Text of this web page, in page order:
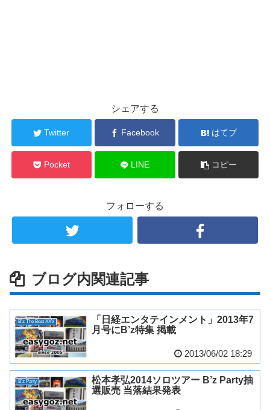
シェアする
Twitter Facebook はてブ
Pocket LINE コピー
フォローする
ブログ内関連記事
B'z The Best XXV
「日経エンタテインメント」2013年7
月号にB’z特集 掲載
2013/06/02 18:29
B'z Party
松本孝弘2014ソロツアー B’z Party抽
選販売 当落結果発表